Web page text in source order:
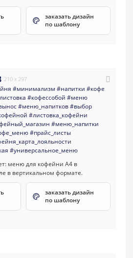
заказать дизайн
по шаблону
210 x 297
#минимализм #напитки #кофе
#кофессобой #меню
#меню_напитков#выбор
#листовка_кофейни
#меню_напитки
#прайс_листы
#универсальное_меню
заказать дизайн
по шаблону